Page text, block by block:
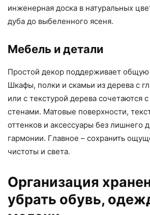
инженерная доска в натуральных
дуба до выбеленного ясеня.
Мебель и детали
Простой декор поддерживает
Шкафы, полки и скамьи из дерева с
или с текстурой дерева сочетаются
стенами. Матовые поверхности,
оттенков и аксессуары без лишнего
гармонии. Главное – сохранить
чистоты и света.
Организация
убрать обувь,